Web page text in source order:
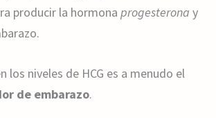
producir la hormona progesterona y
los niveles de HCG es a menudo el
de embarazo.